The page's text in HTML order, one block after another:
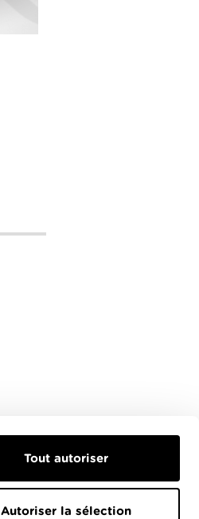
Tout autoriser
Autoriser la sélection